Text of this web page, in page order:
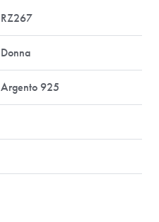
RZ267
Donna
Argento 925